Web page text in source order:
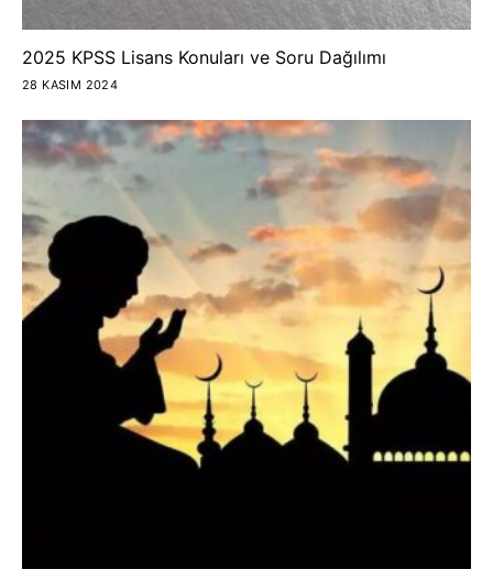
2025 KPSS Lisans Konuları ve Soru Dağılımı
28 KASIM 2024